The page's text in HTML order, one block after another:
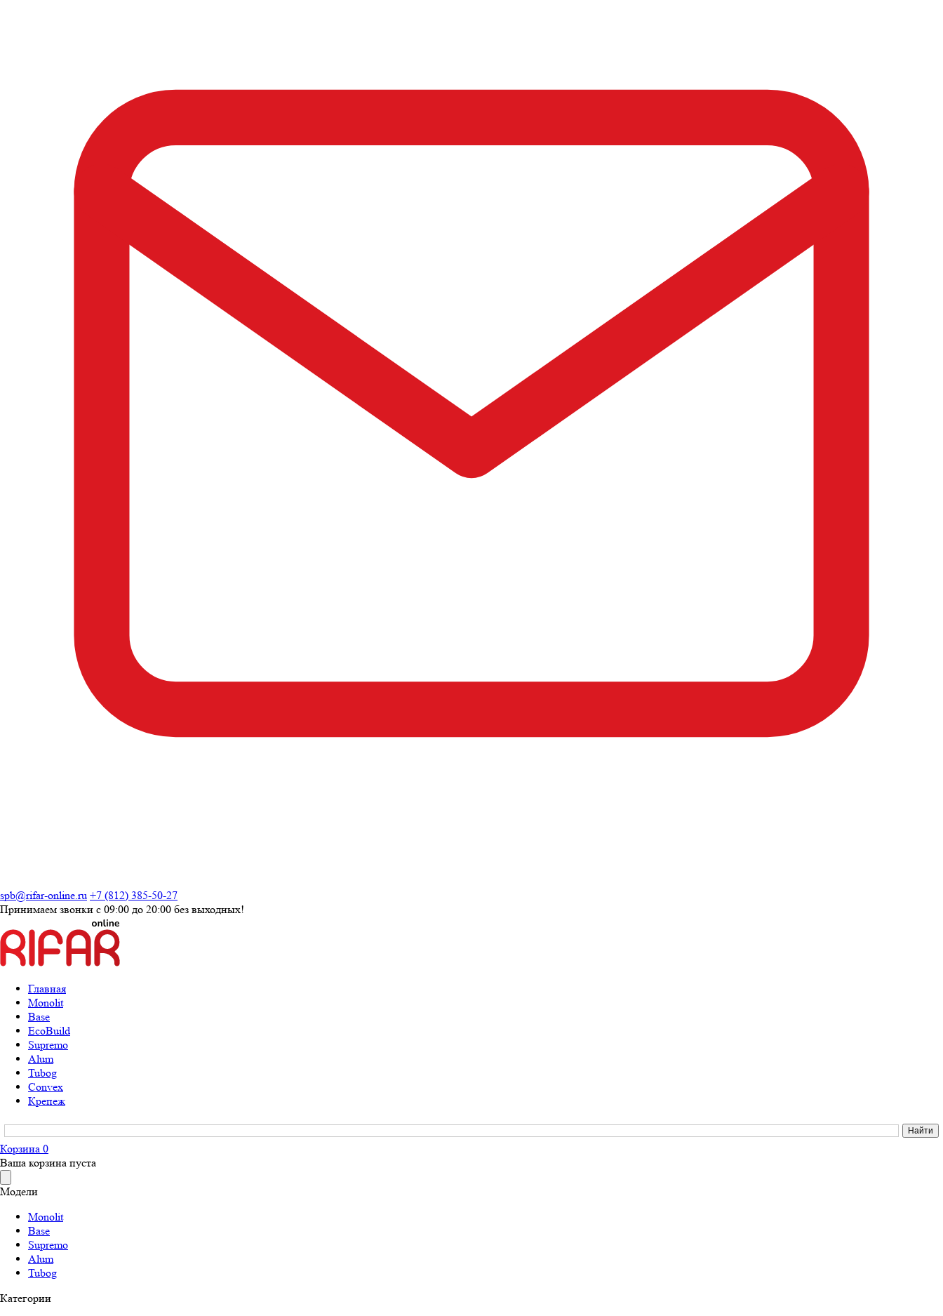
spb@rifar-online.ru +7 (812) 385-50-27
Принимаем звонки с 09:00 до 20:00 без выходных!
Главная
Monolit
Base
EcoBuild
Supremo
Alum
Tubog
Convex
Крепеж
Корзина 0
Ваша корзина пуста
Модели
Monolit
Base
Supremo
Alum
Tubog
Категории